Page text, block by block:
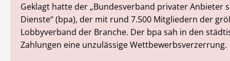
Geklagt hatte der „Bundesverband privater Anbieter
Dienste“ (bpa), der mit rund 7.500 Mitgliedern der
Lobbyverband der Branche. Der bpa sah in den
Zahlungen eine unzulässige Wettbewerbsverzerrung.